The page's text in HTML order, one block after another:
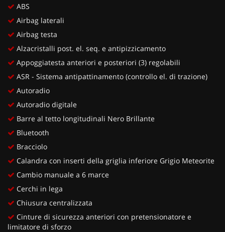
ABS
Airbag laterali
Airbag testa
Alzacristalli post. el. seq. e antipizzicamento
Appoggiatesta anteriori e posteriori (3) regolabili
ASR - Sistema antipattinamento (controllo el. di trazione)
Autoradio
Autoradio digitale
Barre al tetto longitudinali Nero Brillante
Bluetooth
Bracciolo
Calandra con inserti della griglia inferiore Grigio Meteorite
Cambio manuale a 6 marce
Cerchi in lega
Chiusura centralizzata
Cinture di sicurezza anteriori con pretensionatore e
limitatore di sforzo